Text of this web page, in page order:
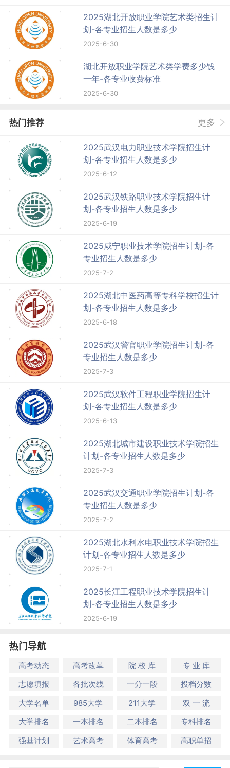
2025湖北开放职业学院艺术类招生计
划-各专业招生人数是多少
2025-6-30
湖北开放职业学院艺术类学费多少钱
一年-各专业收费标准
2025-6-30
热门推荐 更多
2025武汉电力职业技术学院招生计
划-各专业招生人数是多少
2025-6-12
2025武汉铁路职业技术学院招生计
划-各专业招生人数是多少
2025-6-19
2025咸宁职业技术学院招生计划-各
专业招生人数是多少
2025-7-2
2025湖北中医药高等专科学校招生计
划-各专业招生人数是多少
2025-6-18
2025武汉警官职业学院招生计划-各
专业招生人数是多少
2025-7-3
2025武汉软件工程职业学院招生计
划-各专业招生人数是多少
2025-6-13
2025湖北城市建设职业技术学院招生
计划-各专业招生人数是多少
2025-7-3
2025武汉交通职业学院招生计划-各
专业招生人数是多少
2025-7-2
2025湖北水利水电职业技术学院招生
计划-各专业招生人数是多少
2025-7-1
2025长江工程职业技术学院招生计
划-各专业招生人数是多少
2025-6-19
热门导航
高考动态 高考改革 院 校 库
专 业 库
志愿填报
各批次线 一分一段
投档分数
大学名单
985大学 211大学
双 一 流
大学排名
一本排名 二本排名
专科排名
强基计划
艺术高考 体育高考 高职单招